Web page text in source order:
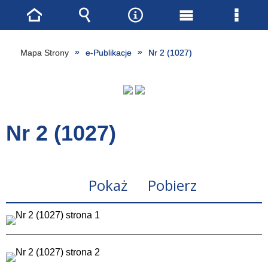
Mapa Strony e-Publikacje Nr 2 (1027)
Nr 2 (1027)
Pokaż Pobierz
Strona
główna
Wyszukiwarka
NarzędziaMenu
główne
Menu